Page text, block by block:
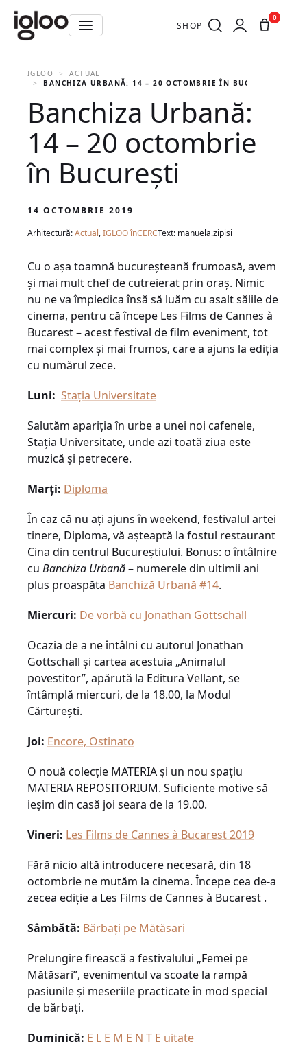
SHOP
0
IGLOO
ACTUAL
BANCHIZA URBANĂ: 14 – 20 OCTOMBRIE ÎN BUCUREȘTI
Banchiza Urbană:
14 – 20 octombrie
în București
14 OCTOMBRIE 2019
Arhitectură:Actual,IGLOO înCERCText: manuela.zipisi
Cu o așa toamnă bucureșteană frumoasă, avem
și mai mult chef de cutreierat prin oraș. Nimic
nu ne va împiedica însă să luăm cu asalt sălile de
cinema, pentru că începe Les Films de Cannes à
Bucarest – acest festival de film eveniment, tot
mai complex și mai frumos, care a ajuns la ediția
cu numărul zece.
Luni: Stația Universitate
Salutăm apariția în urbe a unei noi cafenele,
Stația Universitate, unde azi toată ziua este
muzică și petrecere.
Marți: Diploma
În caz că nu ați ajuns în weekend, festivalul artei
tinere, Diploma, vă așteaptă la fostul restaurant
Cina din centrul Bucureștiului. Bonus: o întâlnire
cu Banchiza Urbană– numerele din ultimii ani
plus proaspăta Banchiză Urbană #14.
Miercuri: De vorbă cu Jonathan Gottschall
Ocazia de a ne întâlni cu autorul Jonathan
Gottschall și cartea acestuia „Animalul
povestitor”, apărută la Editura Vellant, se
întâmplă miercuri, de la 18.00, la Modul
Cărturești.
Joi: Encore, Ostinato
O nouă colecție MATERIA și un nou spațiu
MATERIA REPOSITORIUM. Suficiente motive să
ieșim din casă joi seara de la 19.00.
Vineri: Les Films de Cannes à Bucarest 2019
Fără nicio altă introducere necesară, din 18
octombrie ne mutăm la cinema. Începe cea de-a
zecea ediție a Les Films de Cannes à Bucarest .
Sâmbătă: Bărbați pe Mătăsari
Prelungire firească a festivalului „Femei pe
Mătăsari”, evenimentul va scoate la rampă
pasiunile și meseriile practicate în mod special
de bărbați.
Duminică: E L E M E N T E uitate